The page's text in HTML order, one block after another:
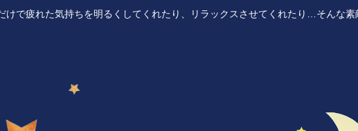
で疲れた気持ちを明るくしてくれたり、リラックスさせてくれたり…そんな素